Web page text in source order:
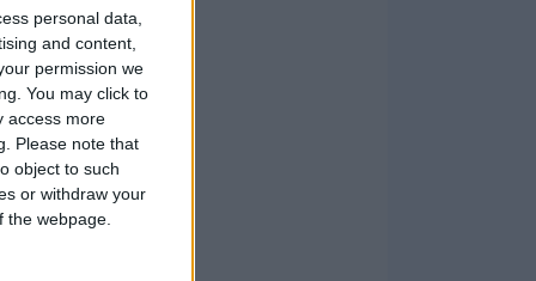
personal data,
and content,
permission we
You may click to
access more
Please note that
object to such
or withdraw your
webpage.